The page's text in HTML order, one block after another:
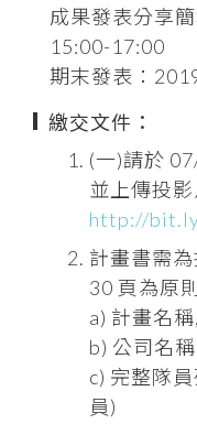
成果發表分享
15:00-17:00
期末發表：
繳交文件：
(一)請於
並上傳投
http://
計畫書需
30 頁為原
a) 計畫名稱,
b) 公司名
c) 完整隊
員)